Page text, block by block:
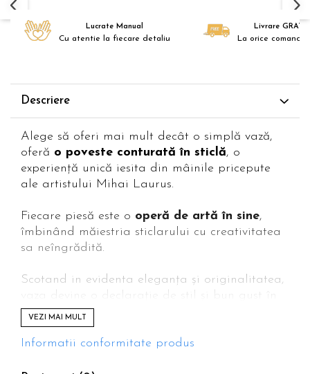
Lucrate Manual
Cu atentie la fiecare detaliu
Livrare
La orice comanda
Descriere
Alege să oferi mai mult decât o simplă vază,
oferă o poveste conturată în sticlă, o
experiență unică iesita din mâinile pricepute
ale artistului Mihai Laurus.
Fiecare piesă este o operă de artă în sine,
îmbinând măiestria sticlarului cu creativitatea
sa neîngrădită.
Scotand in evidenta eleganța și originalitatea,
vaza devine o declarație de stil și bun gust în
orice locuință.
Această vază nu este doar un obiect de decor,
VEZI MAI MULT
Informatii conformitate produs